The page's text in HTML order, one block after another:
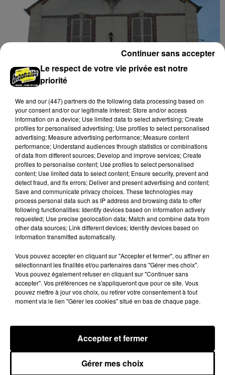
Gommerville : la municipalité rappelle à
l'ordre face à la hausse...
Incrustation de déchets, déjections sur les sites
symboliques et temps communal gaspillé : face à la
hausse des incivilités, la mairie de Gommerville
hausse...
Loir-et-Cher : un pyromane interpellé grâce
au sang-froid des...
Samedi 25 juillet, plus d'une dizaine de feux de
champs et de sous-bois ont été déclenchés dans le
secteur de Fontaine-les-Côteaux, Montoire et Lunay.
A LA UNE Voir plus
Le respect de votre vie privée est notre
priorité
We and our (447) partnersdo the following data processing based on
your consent and/or our legitimate interest: Store and/or access
information on a device; Use limited data to select advertising; Create
profiles for personalised advertising; Use profiles to select personalised
advertising; Measure advertising performance; Measure content
performance; Understand audiences through statistics or combinations
of data from different sources; Develop and improve services; Create
profiles to personalise content; Use profiles to select personalised
content; Use limited data to select content; Ensure security, prevent and
detect fraud, and fix errors; Deliver and present advertising and content;
Save and communicate privacy choices. These technologies may
process personal data such as IP address and browsing data to offer
following functionalities: Identify devices based on information actively
requested; Use precise geolocation data; Match and combine data from
other data sources; Link different devices; Identify devices based on
information transmitted automatically.
Vous pouvez accepter en cliquant sur "Accepter et fermer", ou affiner en
sélectionnant les finalités et/ou partenaires dans "Gérer mes choix".
Vous pouvez également refuser en cliquant sur "Continuer sans
accepter". Vos préférences ne s'appliqueront que pour ce site. Vous
pouvez mettre à jour vos choix, ou retirer votre consentement à tout
moment via le lien "Gérer les cookies" situé en bas de chaque page.
Gérer mes choix
Accepter et fermer
Continuer sans accepter